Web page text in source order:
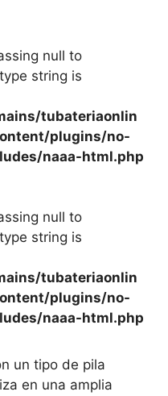
null to
string is
tubateriaonlin
plugins/no-
naaa-html.php
null to
string is
tubateriaonlin
plugins/no-
naaa-html.php
un tipo de pila
en una amplia